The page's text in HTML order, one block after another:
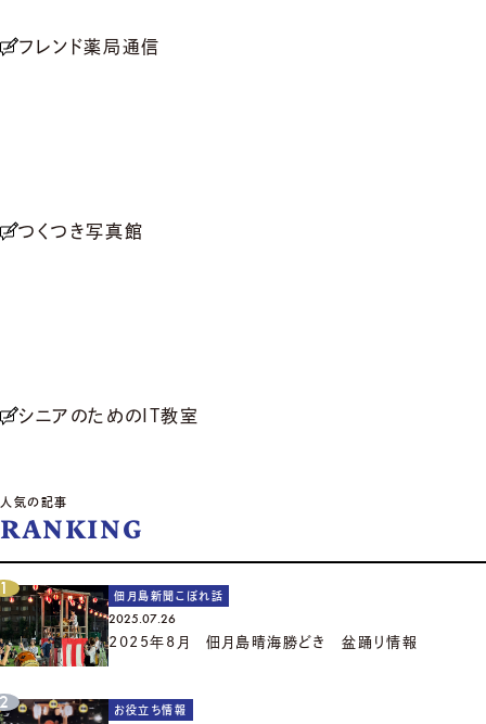
フレンド薬局通信
つくつき写真館
シニアのためのIT教室
人気の記事
RANKING
佃月島新聞こぼれ話
2025.07.26
2025年8月 佃月島晴海勝どき 盆踊り情報
お役立ち情報